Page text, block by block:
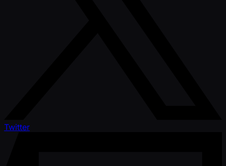
Twitter